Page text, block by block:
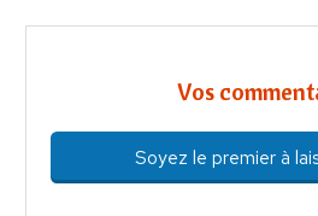
Vos
Soyez le premier à